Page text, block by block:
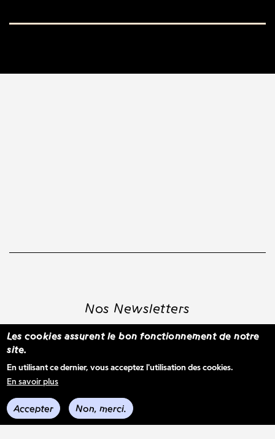
Nos Newsletters
Voir les derniers envois
Les cookies assurent le bon fonctionnement de notre
site.
En utilisant ce dernier, vous acceptez l'utilisation des cookies.
En savoir plus
Accepter Non, merci.